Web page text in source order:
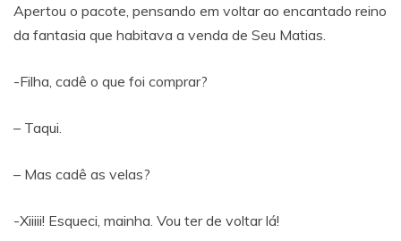
Apertou o pacote, pensando em voltar ao encantado reino
da fantasia que habitava a venda de Seu Matias.
-Filha, cadê o que foi comprar?
– Taqui.
– Mas cadê as velas?
-Xiiiii! Esqueci, mainha. Vou ter de voltar lá!